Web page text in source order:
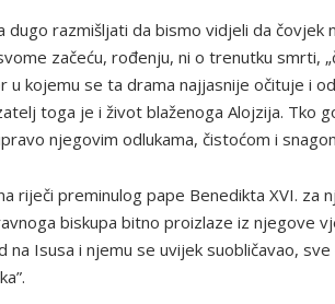
dugo razmišljati da bismo vidjeli da čovjek
začeću, rođenju, ni o trenutku smrti,
u kojemu se ta drama najjasnije očituje i
toga je i život blaženoga Alojzija. Tko
njegovim odlukama, čistoćom i
riječi preminulog pape Benedikta XVI. za
biskupa bitno proizlaze iz njegove
Isusa i njemu se uvijek suobličavao,